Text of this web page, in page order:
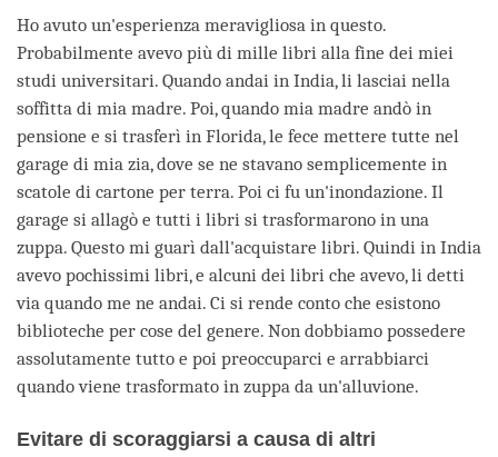
Ho avuto un'esperienza meravigliosa in questo.
Probabilmente avevo più di mille libri alla fine dei miei
studi universitari. Quando andai in India, li lasciai nella
soffitta di mia madre. Poi, quando mia madre andò in
pensione e si trasferì in Florida, le fece mettere tutte nel
garage di mia zia, dove se ne stavano semplicemente in
scatole di cartone per terra. Poi ci fu un'inondazione. Il
garage si allagò e tutti i libri si trasformarono in una
zuppa. Questo mi guarì dall'acquistare libri. Quindi in India
avevo pochissimi libri, e alcuni dei libri che avevo, li detti
via quando me ne andai. Ci si rende conto che esistono
biblioteche per cose del genere. Non dobbiamo possedere
assolutamente tutto e poi preoccuparci e arrabbiarci
quando viene trasformato in zuppa da un'alluvione.
Evitare di scoraggiarsi a causa di altri